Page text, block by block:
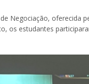
Negociação, oferecida
os estudantes